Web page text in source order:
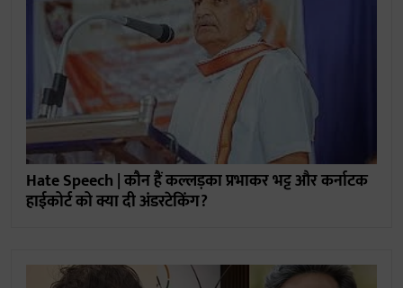
Hate Speech | कौन हैं कल्लड़का प्रभाकर भट्ट और कर्नाटक
हाईकोर्ट को क्या दी अंडरटेकिंग?